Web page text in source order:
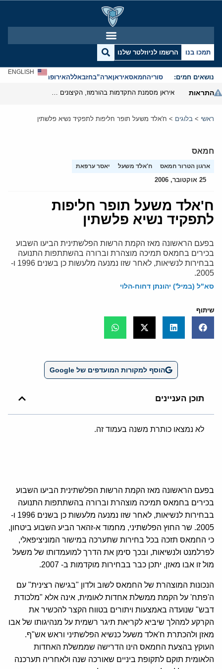
תמכו בנו הרשמו לניוזלטר שלנו
נושאים חמים: סוריהחמאסאיראןארה”בחזבאללהאירופהאנטישמיות
ENGLISH
התראות
ראשי > בלוגים > ח'אלד משעל תופר חליפות לתפקיד נשיא פלשתין
חמאס
ארגון הטרור חמאס ח'אלד משעל יאסר ערפאת
25 אוקטובר, 2006
ח'אלד משעל תופר חליפות
לתפקיד נשיא פלשתין
בפעם הראשונה מאז הקמת הרשות הפלשתינית הביעו השבוע
בכירים בחמאס תמיכה מוצהרת וברורה בהשתתפות התנועה
בבחירות לנשיאות, לאחר שזו נמנעה מלעשות כן בשנים 1996 ו-
2005.
סא"ל (במיל') יהונתן דחוח-הלוי
שיתוף
הוסף למקורות המועדפים של Google
תוכן העניינים
לא נמצאו כותרת משנה בעמוד זה.
בפעם הראשונה מאז הקמת הרשות הפלשתינית הביעו השבוע
בכירים בחמאס תמיכה מוצהרת וברורה בהשתתפות התנועה
בבחירות לנשיאות, לאחר שזו נמנעה מלעשות כן בשנים 1996 ו-
2005. שר החוץ הפלשתיני, מחמוד א-זהאר הביע השבוע ביטחון,
כי החמאס תזכה בכל בחירות שתערכה במישור המוניציפאלי,
לפרלמנט ולנשיאות, ובכך סימן את הדרך למועמדותו של משעל
מול זו אבו מאזן, יתכן כבר בבחירות מוקדמות ב- 2007.
הנכונות המוצהרת של החמאס לשוב ולדון "בגישה רצינית" עם
ה'פתח' על הקמת ממשלת אחדות לאומית, אינה אלא "מלכודת
דבש" שנועדה באמצעות ויתורים בטווח הקצר להכשיר את
הקרקע למהלך שיביא לקריאת תיגר רשמית על מנהיגותו של אבו
מאזן ולהכתרת ח'אלד משעל כנשיא הפלשתיני וראש אש"ף.
העוקץ בהצעת החמאס הינו הדרישה שממשלת האחדות
הלאומית תוקם לתקופת ביניים שאורכה שנה ולאחריה תערכנה